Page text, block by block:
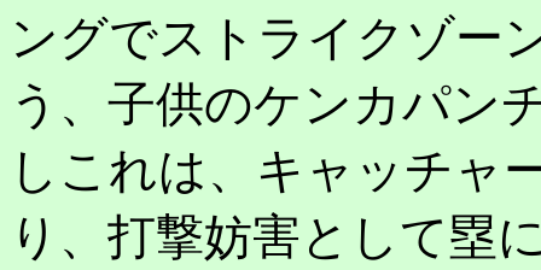
ングでストライクゾー
う、子供のケンカパン
しこれは、キャッチャ
り、打撃妨害として塁